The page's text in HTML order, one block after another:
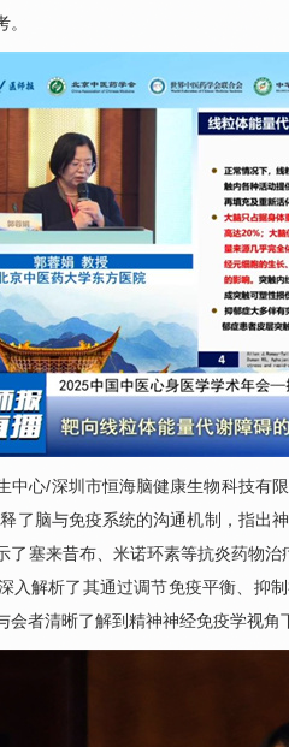
中心/深圳市恒海脑健康生物科技有
了脑与免疫系统的沟通机制，指出
了塞来昔布、米诺环素等抗炎药物
入解析了其通过调节免疫平衡、抑
者清晰了解到精神神经免疫学视角